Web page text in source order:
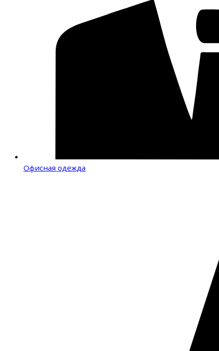
Офисная одежда